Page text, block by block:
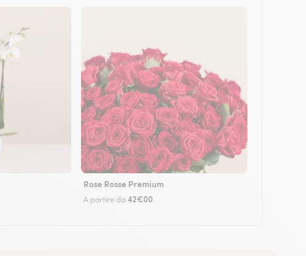
Rose Rosse Premium
A partire da 42€00